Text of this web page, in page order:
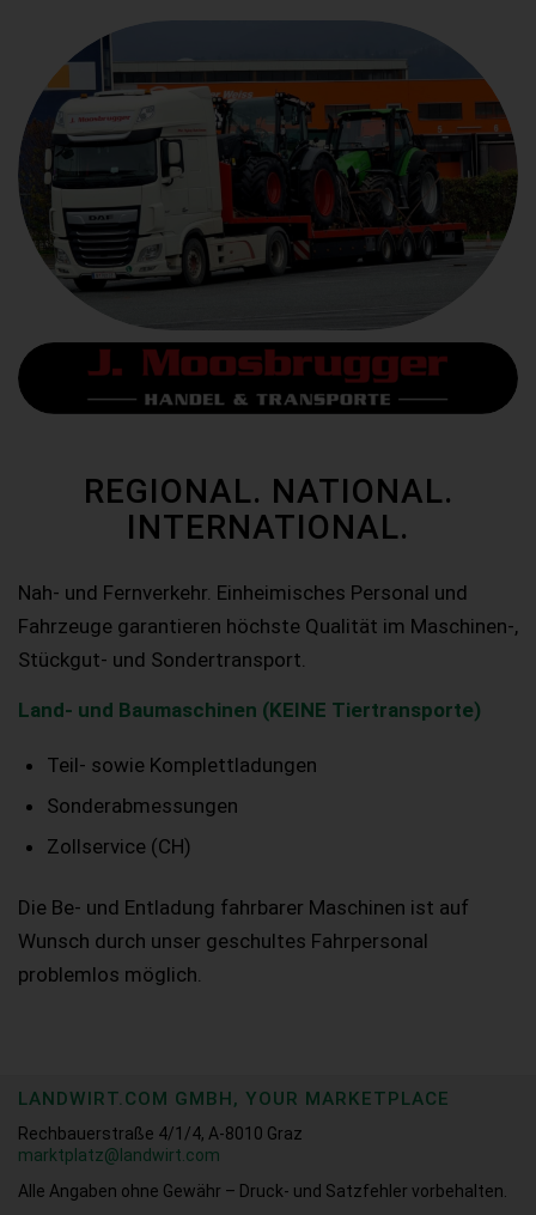
REGIONAL. NATIONAL.
INTERNATIONAL.
Nah- und Fernverkehr. Einheimisches Personal und
Fahrzeuge garantieren höchste Qualität im Maschinen-,
Stückgut- und Sondertransport.
Land- und Baumaschinen (KEINE Tiertransporte)
Teil- sowie Komplettladungen
Sonderabmessungen
Zollservice (CH)
Die Be- und Entladung fahrbarer Maschinen ist auf
Wunsch durch unser geschultes Fahrpersonal
problemlos möglich.
LANDWIRT.COM GMBH, YOUR MARKETPLACE
Rechbauerstraße 4/1/4, A-8010 Graz
marktplatz@landwirt.com
Alle Angaben ohne Gewähr – Druck- und Satzfehler vorbehalten.